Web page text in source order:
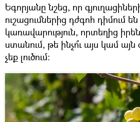
Եգորյանը նշեց, որ
ուշացումներից դժգոհ դիմում
կառավարություն, որտեղից
ստանում, թե ինչո՞ւ այս կամ այն
չեք լուծում։